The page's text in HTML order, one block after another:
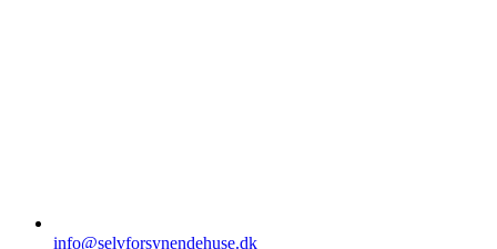
info@selvforsynendehuse.dk